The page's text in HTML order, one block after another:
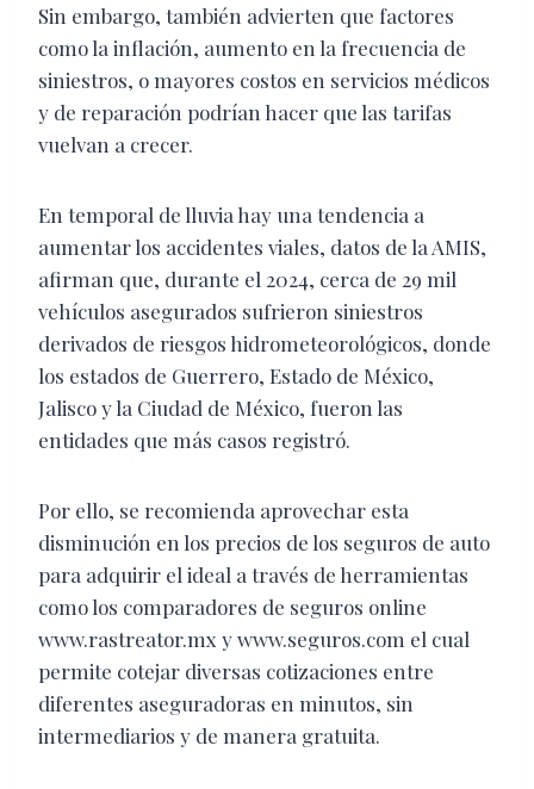
Sin embargo, también advierten que factores
como la inflación, aumento en la frecuencia de
siniestros, o mayores costos en servicios médicos
y de reparación podrían hacer que las tarifas
vuelvan a crecer.
En temporal de lluvia hay una tendencia a
aumentar los accidentes viales, datos de la AMIS,
afirman que, durante el 2024, cerca de 29 mil
vehículos asegurados sufrieron siniestros
derivados de riesgos hidrometeorológicos, donde
los estados de Guerrero, Estado de México,
Jalisco y la Ciudad de México, fueron las
entidades que más casos registró.
Por ello, se recomienda aprovechar esta
disminución en los precios de los seguros de auto
para adquirir el ideal a través de herramientas
como los comparadores de seguros online
www.rastreator.mx y www.seguros.com el cual
permite cotejar diversas cotizaciones entre
diferentes aseguradoras en minutos, sin
intermediarios y de manera gratuita.